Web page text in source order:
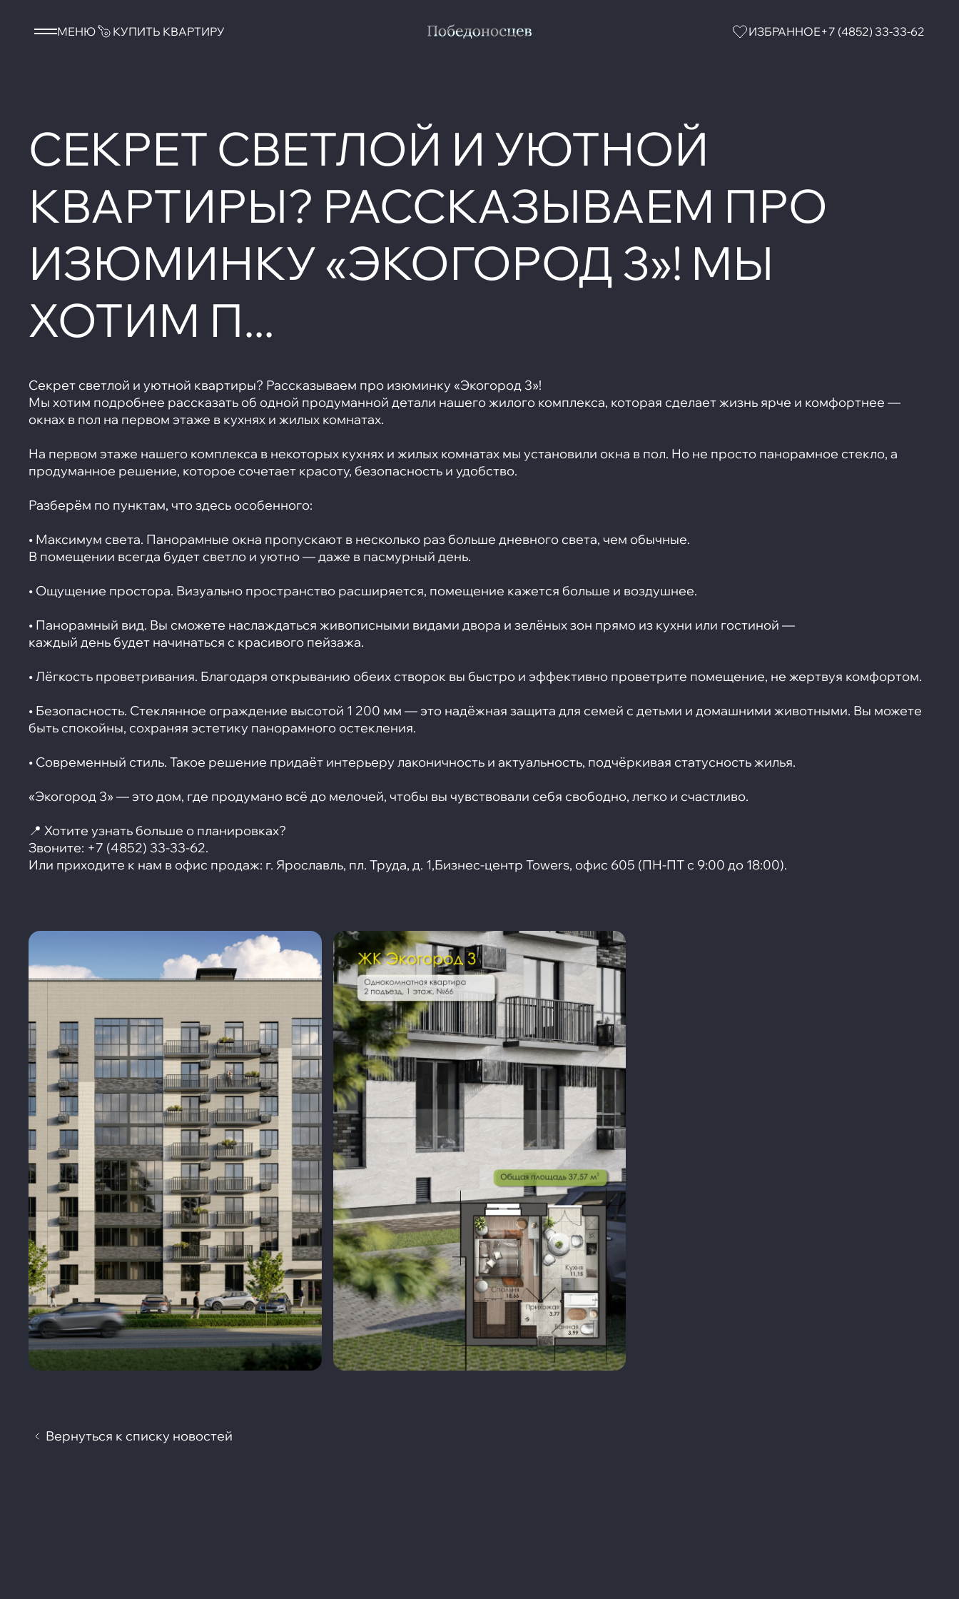
МЕНЮ КУПИТЬ КВАРТИРУ ИЗБРАННОЕ+7 (4852) 33-33-62
СЕКРЕТ СВЕТЛОЙ И УЮТНОЙ
КВАРТИРЫ? РАССКАЗЫВАЕМ ПРО
ИЗЮМИНКУ «ЭКОГОРОД 3»! МЫ
ХОТИМ П...
Секрет светлой и уютной квартиры? Рассказываем про изюминку «Экогород 3»!
Мы хотим подробнее рассказать об одной продуманной детали нашего жилого комплекса, которая сделает жизнь ярче и комфортнее —
окнах в пол на первом этаже в кухнях и жилых комнатах.
На первом этаже нашего комплекса в некоторых кухнях и жилых комнатах мы установили окна в пол. Но не просто панорамное стекло, а
продуманное решение, которое сочетает красоту, безопасность и удобство.
Разберём по пунктам, что здесь особенного:
• Максимум света. Панорамные окна пропускают в несколько раз больше дневного света, чем обычные.
В помещении всегда будет светло и уютно — даже в пасмурный день.
• Ощущение простора. Визуально пространство расширяется, помещение кажется больше и воздушнее.
• Панорамный вид. Вы сможете наслаждаться живописными видами двора и зелёных зон прямо из кухни или гостиной —
каждый день будет начинаться с красивого пейзажа.
• Лёгкость проветривания. Благодаря открыванию обеих створок вы быстро и эффективно проветрите помещение, не жертвуя комфортом.
• Безопасность. Стеклянное ограждение высотой 1 200 мм — это надёжная защита для семей с детьми и домашними животными. Вы можете
быть спокойны, сохраняя эстетику панорамного остекления.
• Современный стиль. Такое решение придаёт интерьеру лаконичность и актуальность, подчёркивая статусность жилья.
«Экогород 3» — это дом, где продумано всё до мелочей, чтобы вы чувствовали себя свободно, легко и счастливо.
📍 Хотите узнать больше о планировках?
Звоните: +7 (4852) 33-33-62.
Или приходите к нам в офис продаж: г. Ярославль, пл. Труда, д. 1,Бизнес-центр Towers, офис 605 (ПН-ПТ с 9:00 до 18:00).
Вернуться к списку новостей